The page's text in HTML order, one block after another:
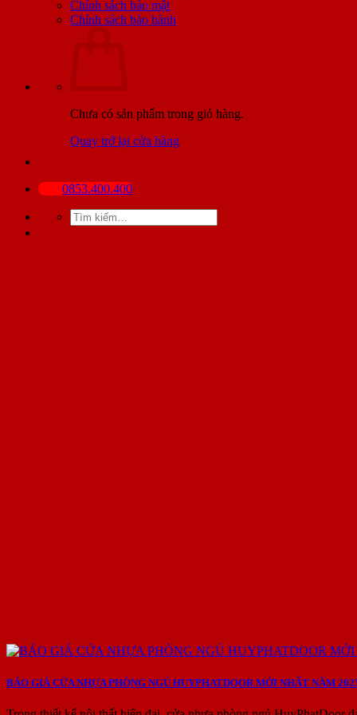
Chính sách bảo mật
Chính sách bảo hành
Chưa có sản phẩm trong giỏ hàng.
Quay trở lại cửa hàng
0853.400.400
Tìm
kiếm:
BÁO GIÁ CỬA NHỰA PHÒNG NGỦ HUYPHATDOOR MỚI NHẤT NĂM